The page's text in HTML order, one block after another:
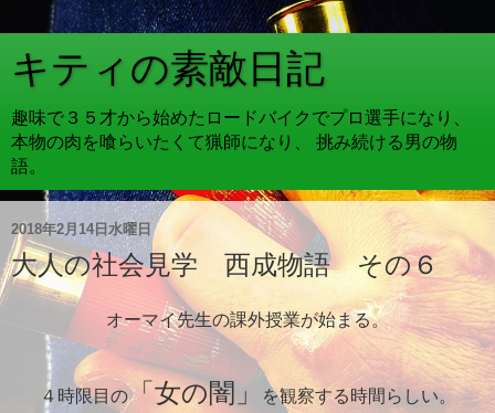
キティの素敵日記
趣味で３５才から始めたロードバイクでプロ選手になり、
本物の肉を喰らいたくて猟師になり、 挑み続ける男の物
語。
2018年2月14日水曜日
大人の社会見学 西成物語 その６
オーマイ先生の課外授業が始まる。
４時限目の「女の闇」 を観察する時間らしい。